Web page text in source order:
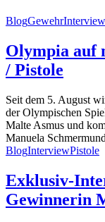
BlogGewehrInterview
Olympia auf
/ Pistole
Seit dem 5. August
der Olympischen
Malte Asmus und
Manuela
BlogInterviewPistole
Exklusiv-
Gewinnerin